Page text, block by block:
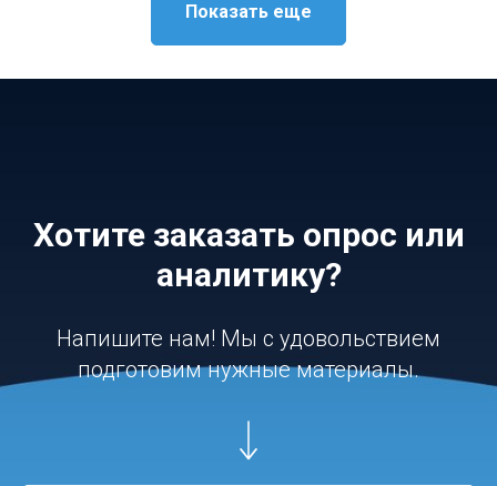
Показать еще
Хотите заказать опрос или
аналитику?
Напишите нам! Мы с удовольствием
подготовим нужные материалы.